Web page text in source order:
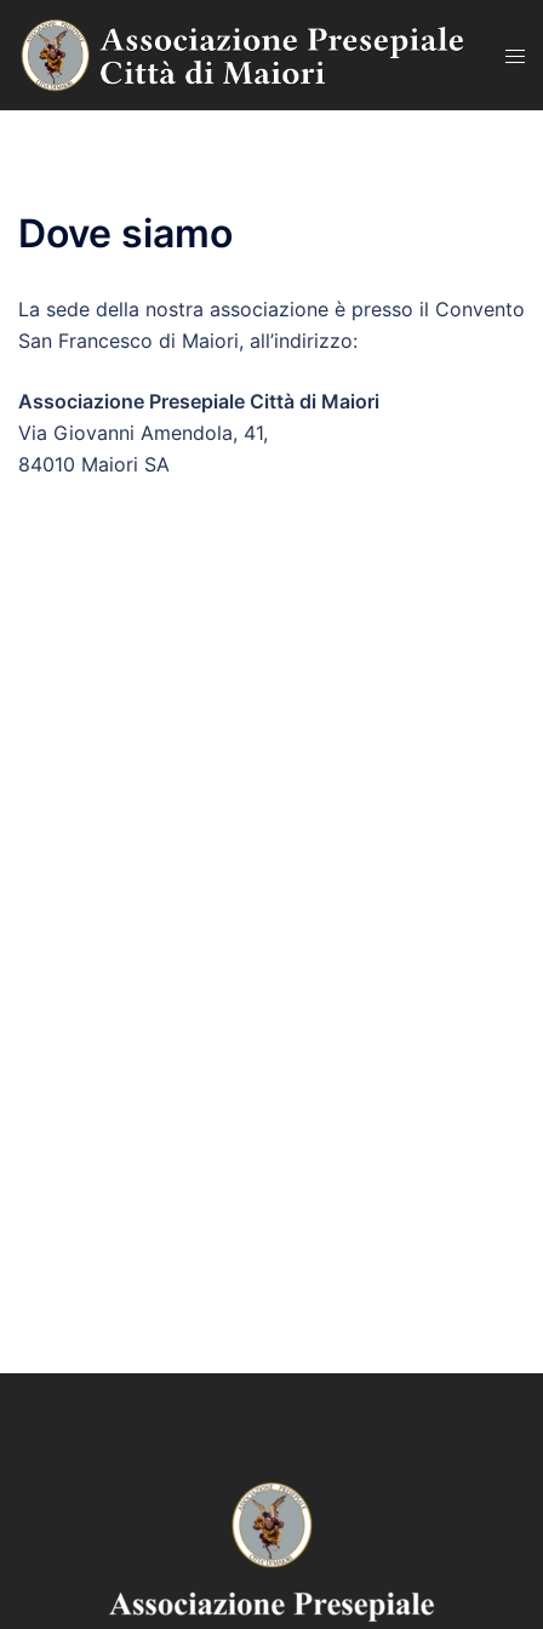
contenuto
Dove siamo
La sede della nostra associazione è presso il Convento
San Francesco di Maiori, all’indirizzo:
Associazione Presepiale Città di Maiori
Via Giovanni Amendola, 41,
84010 Maiori SA